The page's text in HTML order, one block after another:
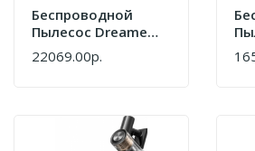
Беспроводной
Пылесос Dreame
R10S Essential Aqua
VRV65F
22069.00р.